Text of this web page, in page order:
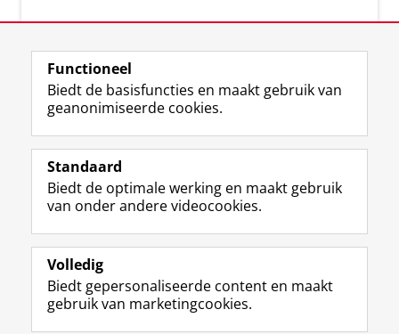
Over deze blog
Via deze blog vertalen onze experts hun
actuele wetenschappelijke kennis naar
i
Functioneel
Biedt de basisfuncties en maakt gebruik van
geanonimiseerde cookies.
Standaard
Biedt de optimale werking en maakt gebruik
van onder andere videocookies.
Volledig
Biedt gepersonaliseerde content en maakt
gebruik van marketingcookies.